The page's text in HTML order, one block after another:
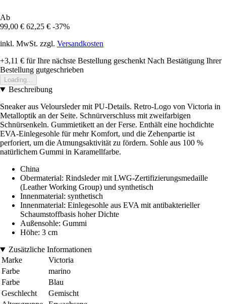
Ab
99,00 € 62,25 € -37%
inkl. MwSt. zzgl. Versandkosten
+3,11 € für Ihre nächste Bestellung geschenkt Nach Bestätigung Ihrer
Bestellung gutgeschrieben
Loading...
Beschreibung
Sneaker aus Veloursleder mit PU-Details. Retro-Logo von Victoria in
Metalloptik an der Seite. Schnürverschluss mit zweifarbigen
Schnürsenkeln. Gummietikett an der Ferse. Enthält eine hochdichte
EVA-Einlegesohle für mehr Komfort, und die Zehenpartie ist
perforiert, um die Atmungsaktivität zu fördern. Sohle aus 100 %
natürlichem Gummi in Karamellfarbe.
China
Obermaterial: Rindsleder mit LWG-Zertifizierungsmedaille
(Leather Working Group) und synthetisch
Innenmaterial: synthetisch
Innenmaterial: Einlegesohle aus EVA mit antibakterieller
Schaumstoffbasis hoher Dichte
Außensohle: Gummi
Höhe: 3 cm
Zusätzliche Informationen
Marke
Victoria
Farbe
marino
Farbe
Blau
Geschlecht
Gemischt